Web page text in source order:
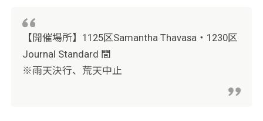
【開催場所】1125区Samantha Thavasa・1230区
Journal Standard 間
※雨天決行、荒天中止